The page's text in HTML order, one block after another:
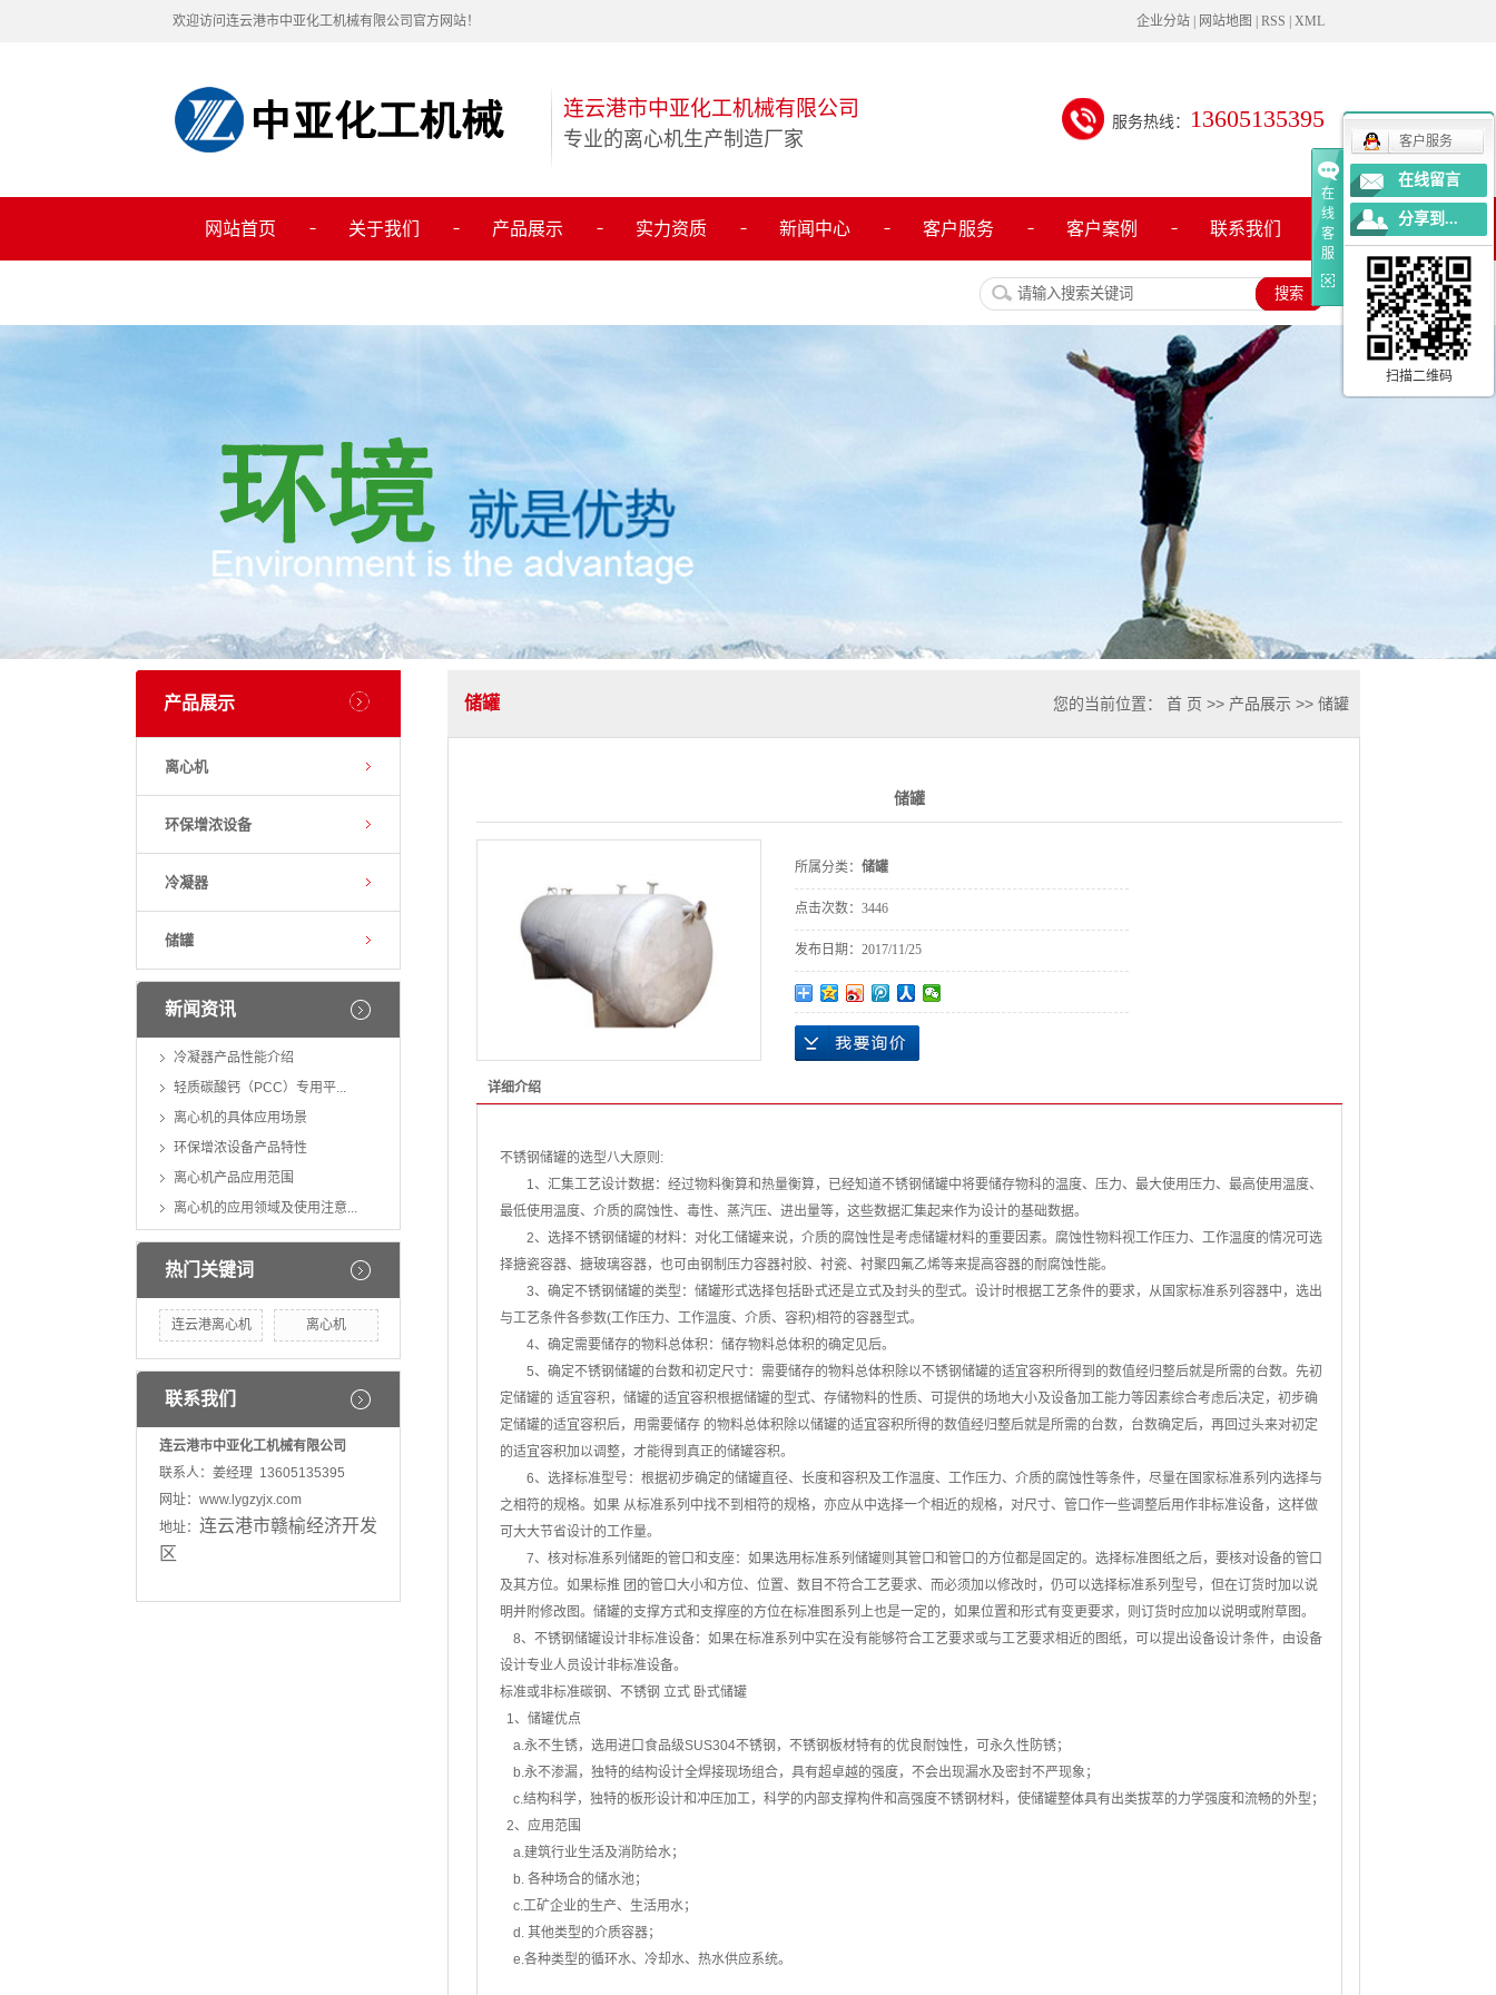
欢迎访问连云港市中亚化工机械有限公司官方网站！ 企业分站| 网站地图 RSS XML
连云港市中亚化工机械有限公司
专业的离心机生产制造厂家
服务热线： 13605135395
网站首页 关于我们
联系我们
产品展示
环保增浓设备
实力资质 新闻中心
行业新闻
客户服务 客户案例 联系我们
产品展示
离心机
环保增浓设备
冷凝器
储罐
新闻资讯
冷凝器产品性能介绍
轻质碳酸钙（PCC）专用平...
离心机的具体应用场景
环保增浓设备产品特性
离心机产品应用范围
离心机的应用领域及使用注意...
热门关键词
连云港离心机 离心机
联系我们
连云港市中亚化工机械有限公司
联系人：姜经理 13605135395
网址：www.lygzyjx.com
地址： 连云港市赣榆经济开发
区
储罐 您的当前位置： 首 页 >> 产品展示 >> 储罐
储罐
所属分类： 储罐
点击次数： 3446
发布日期： 2017/11/25
详细介绍
不锈钢储罐的选型八大原则:
1、汇集工艺设计数据：经过物料衡算和热量衡算，已经知道不锈钢储罐中将要储存物科的温度、压力、最大使用压力、最高使用温度、
最低使用温度、介质的腐蚀性、毒性、蒸汽压、进出量等，这些数据汇集起来作为设计的基础数据。
2、选择不锈钢储罐的材料：对化工储罐来说，介质的腐蚀性是考虑储罐材料的重要因素。腐蚀性物料视工作压力、工作温度的情况可选
择搪瓷容器、搪玻璃容器，也可由钢制压力容器衬胶、衬瓷、衬聚四氟乙烯等来提高容器的耐腐蚀性能。
3、确定不锈钢储罐的类型：储罐形式选择包括卧式还是立式及封头的型式。设计时根据工艺条件的要求，从国家标准系列容器中，选出
与工艺条件各参数(工作压力、工作温度、介质、容积)相符的容器型式。
4、确定需要储存的物料总体积：储存物料总体积的确定见后。
5、确定不锈钢储罐的台数和初定尺寸：需要储存的物料总体积除以不锈钢储罐的适宜容积所得到的数值经归整后就是所需的台数。先初
定储罐的 适宜容积，储罐的适宜容积根据储罐的型式、存储物料的性质、可提供的场地大小及设备加工能力等因素综合考虑后决定，初步确
定储罐的适宜容积后，用需要储存 的物料总体积除以储罐的适宜容积所得的数值经归整后就是所需的台数，台数确定后，再回过头来对初定
的适宜容积加以调整，才能得到真正的储罐容积。
6、选择标准型号：根据初步确定的储罐直径、长度和容积及工作温度、工作压力、介质的腐蚀性等条件，尽量在国家标准系列内选择与
之相符的规格。如果 从标准系列中找不到相符的规格，亦应从中选择一个相近的规格，对尺寸、管口作一些调整后用作非标准设备，这样做
可大大节省设计的工作量。
7、核对标准系列储距的管口和支座：如果选用标准系列储罐则其管口和管口的方位都是固定的。选择标准图纸之后，要核对设备的管口
及其方位。如果标推 团的管口大小和方位、位置、数目不符合工艺要求、而必须加以修改时，仍可以选择标准系列型号，但在订货时加以说
明并附修改图。储罐的支撑方式和支撑座的方位在标准图系列上也是一定的，如果位置和形式有变更要求，则订货时应加以说明或附草图。
8、不锈钢储罐设计非标准设备：如果在标准系列中实在没有能够符合工艺要求或与工艺要求相近的图纸，可以提出设备设计条件，由设备
设计专业人员设计非标准设备。
标准或非标准碳钢、不锈钢 立式 卧式储罐
1、储罐优点
a.永不生锈，选用进口食品级SUS304不锈钢，不锈钢板材特有的优良耐蚀性，可永久性防锈；
b.永不渗漏，独特的结构设计全焊接现场组合，具有超卓越的强度，不会出现漏水及密封不严现象；
c.结构科学，独特的板形设计和冲压加工，科学的内部支撑构件和高强度不锈钢材料，使储罐整体具有出类拔萃的力学强度和流畅的外型；
2、应用范围
a.建筑行业生活及消防给水；
b. 各种场合的储水池；
c.工矿企业的生产、生活用水；
d. 其他类型的介质容器；
e.各种类型的循环水、冷却水、热水供应系统。
在
线
客
服
客户服务
在线留言
分享到...
扫描二维码